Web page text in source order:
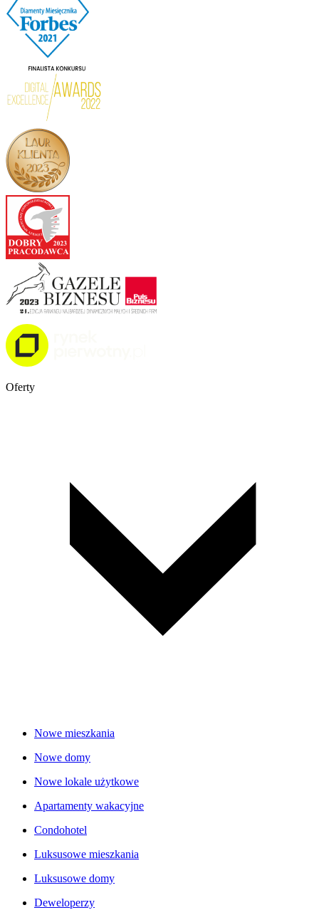
Oferty
Nowe mieszkania
Nowe domy
Nowe lokale użytkowe
Apartamenty wakacyjne
Condohotel
Luksusowe mieszkania
Luksusowe domy
Deweloperzy